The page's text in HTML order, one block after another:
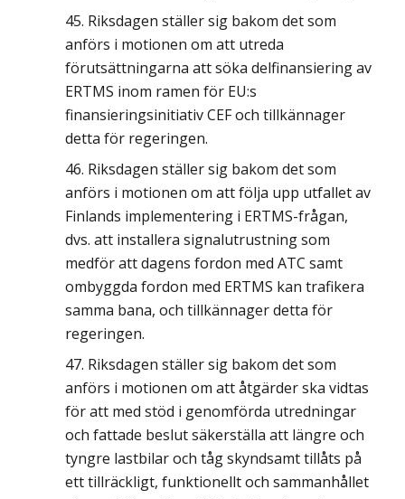
Riksdagen ställer sig bakom det som
anförs i motionen om att utreda
förutsättningarna att söka delfinansiering av
ERTMS inom ramen för EU:s
finansieringsinitiativ CEF och tillkännager
detta för regeringen.
Riksdagen ställer sig bakom det som
anförs i motionen om att följa upp utfallet av
Finlands implementering i ERTMS-frågan,
dvs. att installera signalutrustning som
medför att dagens fordon med ATC samt
ombyggda fordon med ERTMS kan trafikera
samma bana, och tillkännager detta för
regeringen.
Riksdagen ställer sig bakom det som
anförs i motionen om att åtgärder ska vidtas
för att med stöd i genomförda utredningar
och fattade beslut säkerställa att längre och
tyngre lastbilar och tåg skyndsamt tillåts på
ett tillräckligt, funktionellt och sammanhållet